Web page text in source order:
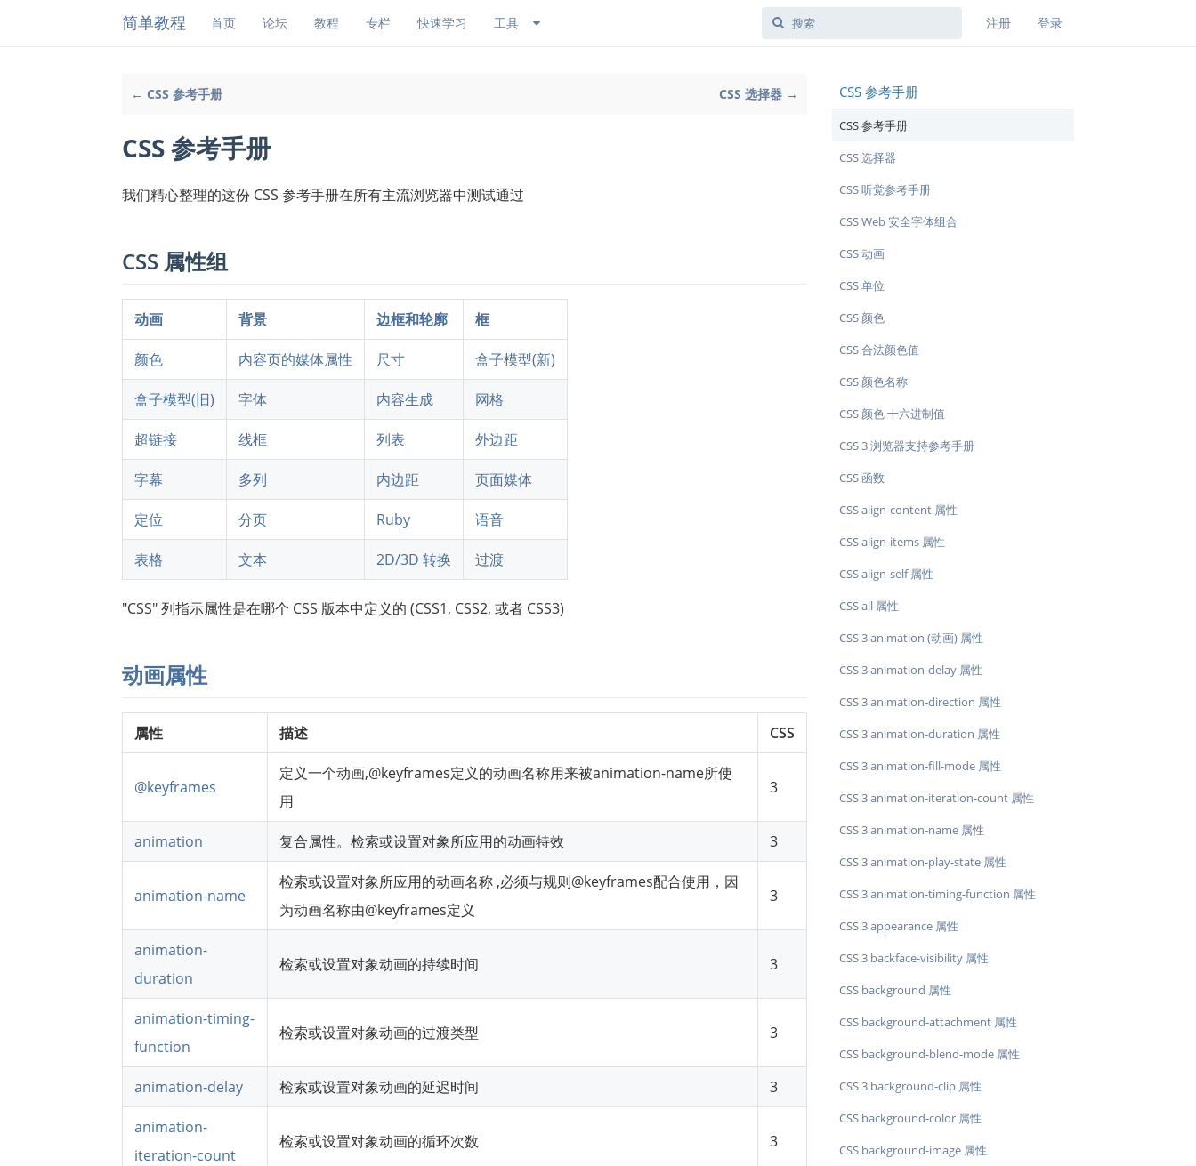
简单教程 首页 论坛 教程 专栏 快速学习 工具 注册 登录
← CSS 参考手册 CSS 选择器 →
CSS 参考手册
我们精心整理的这份 CSS 参考手册在所有主流浏览器中测试通过
CSS 属性组
动画 背景 边框和轮廓 框
颜色 内容页的媒体属性 尺寸 盒子模型(新)
盒子模型(旧) 字体 内容生成 网格
超链接 线框 列表 外边距
字幕 多列 内边距 页面媒体
定位 分页 Ruby 语音
表格 文本 2D/3D 转换 过渡
"CSS" 列指示属性是在哪个 CSS 版本中定义的 (CSS1, CSS2, 或者 CSS3)
动画属性
属性 描述 CSS
@keyframes
定义一个动画,@keyframes定义的动画名称用来被animation-name所使
用
3
animation 复合属性。检索或设置对象所应用的动画特效 3
animation-name
检索或设置对象所应用的动画名称 ,必须与规则@keyframes配合使用，因
为动画名称由@keyframes定义
3
animation-
duration
检索或设置对象动画的持续时间 3
animation-timing-
function
检索或设置对象动画的过渡类型 3
animation-delay 检索或设置对象动画的延迟时间 3
animation-
iteration-count
检索或设置对象动画的循环次数 3
CSS 参考手册
CSS 参考手册
CSS 选择器
CSS 听觉参考手册
CSS Web 安全字体组合
CSS 动画
CSS 单位
CSS 颜色
CSS 合法颜色值
CSS 颜色名称
CSS 颜色 十六进制值
CSS 3 浏览器支持参考手册
CSS 函数
CSS align-content 属性
CSS align-items 属性
CSS align-self 属性
CSS all 属性
CSS 3 animation (动画) 属性
CSS 3 animation-delay 属性
CSS 3 animation-direction 属性
CSS 3 animation-duration 属性
CSS 3 animation-fill-mode 属性
CSS 3 animation-iteration-count 属性
CSS 3 animation-name 属性
CSS 3 animation-play-state 属性
CSS 3 animation-timing-function 属性
CSS 3 appearance 属性
CSS 3 backface-visibility 属性
CSS background 属性
CSS background-attachment 属性
CSS background-blend-mode 属性
CSS 3 background-clip 属性
CSS background-color 属性
CSS background-image 属性